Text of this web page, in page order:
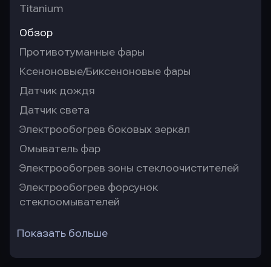
Titanium
Обзор
Противотуманные фары
Ксеноновые/Биксеноновые фары
Датчик дождя
Датчик света
Электрообогрев боковых зеркал
Омыватель фар
Электрообогрев зоны стеклоочистителей
Электрообогрев форсунок
стеклоомывателей
Показать больше